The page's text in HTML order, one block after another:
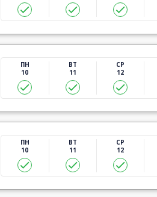
ПН
10
ВТ
11
СР
12
ПН
10
ВТ
11
СР
12